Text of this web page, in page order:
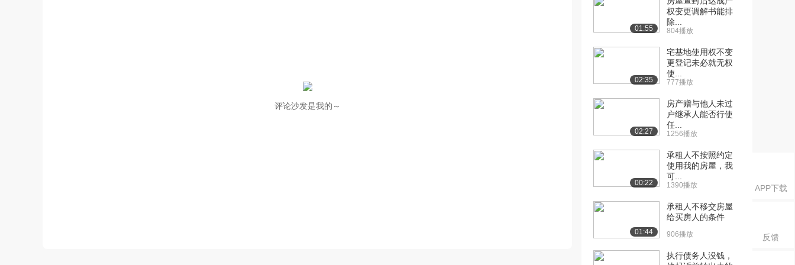
APP下载
反馈
评论沙发是我的～
01:55
权变更调解书能排
除...
804播放
02:35
宅基地使用权不变
更登记未必就无权
使...
777播放
02:27
房产赠与他人未过
户继承人能否行使
任...
1256播放
00:22
承租人不按照约定
使用我的房屋，我
可...
1390播放
01:44
承租人不移交房屋
给买房人的条件
906播放
执行债务人没钱，